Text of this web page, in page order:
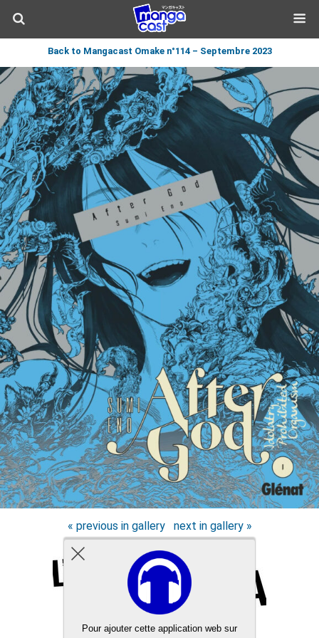
Back to Mangacast Omake n°114 – Septembre 2023
« previous in gallery next in gallery »